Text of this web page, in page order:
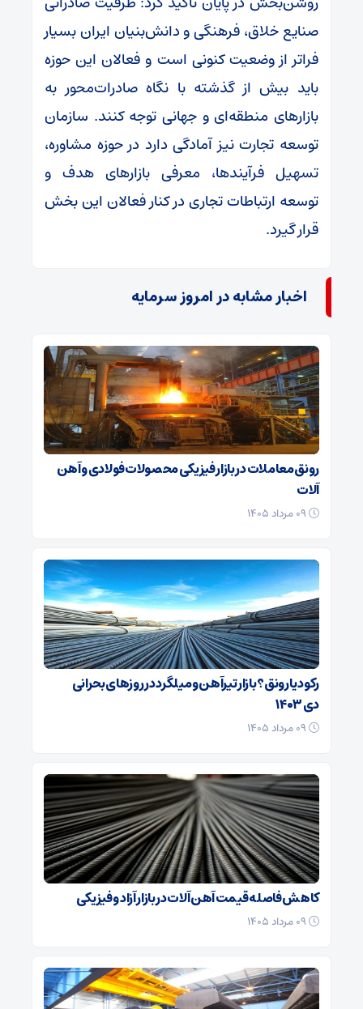
صنایع خلاق، فرهنگی و دانش‌بنیان ایران بسیار
فراتر از وضعیت کنونی است و فعالان این حوزه
باید بیش از گذشته با نگاه صادرات‌محور به
بازارهای منطقه‌ای و جهانی توجه کنند. سازمان
توسعه تجارت نیز آمادگی دارد در حوزه مشاوره،
تسهیل فرآیندها، معرفی بازارهای هدف و
توسعه ارتباطات تجاری در کنار فعالان این بخش
قرار گیرد.
اخبار مشابه در امروز سرمایه
رونق معاملات در بازار فیزیکی محصولات فولادی و آهن
آلات
رکود یا رونق؟ بازار تیرآهن و میلگرد در روزهای بحرانی
دی ۱۴۰۳
کاهش فاصله قیمت آهن آلات در بازار آزاد و فیزیکی